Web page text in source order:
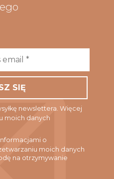
*
newslettera. Więcej
moich danych
o
moich danych
na otrzymywanie